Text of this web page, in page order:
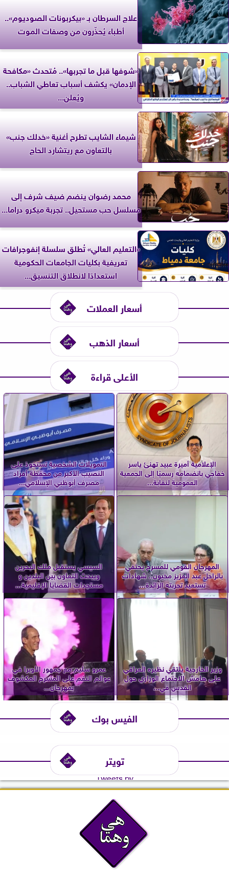
علاج السرطان بـ «بيكربونات الصوديوم»..
أطباء يُحذّرون من وصفات الموت
«شوفها قبل ما تجربها».. مُتحدث «مكافحة
الإدمان» يكشف أسباب تعاطي الشباب..
ويُعلن...
شيماء الشايب تطرح أغنية «خدلك جنب»
بالتعاون مع ريتشارد الحاج
محمد رضوان ينضم ضيف شرف إلى
مسلسل حب مستحيل.. تجربة ميكرو دراما...
«التعليم العالي» تُطلق سلسلة إنفوجرافات
تعريفية بكليات الجامعات الحكومية
استعدادًا لانطلاق التنسيق...
أسعار العملات
أسعار الذهب
الأعلى قراءة
الإعلامية أميرة عبيد تهنئ ياسر
خفاجي بانضمامه رسميًا إلى الجمعية
العمومية لنقابة...
التمويلات الشخصية تستحوذ على
النصيب الأكبر من محفظة أفراد
مصرف أبوظبي الإسلامي...
المهرجان القومي للمسرح يحتفي
بالراحل عبد العزيز مخيون.. شهادات
تستعيد تجربته الرائدة...
السيسي يستقبل ملك البحرين
ويبحث التعاون بين البلدين و
مستجدات القضايا الإقليمية...
وزير الخارجية يلتقي نظيره العراقي
على هامش الاجتماع الوزاري حول
القدس في...
عمرو سليم مع جمهور الأوبرا في
عوالم النغم على المسرح المكشوف
بمهرجان...
الفيس بوك
تويتر
Tweets by